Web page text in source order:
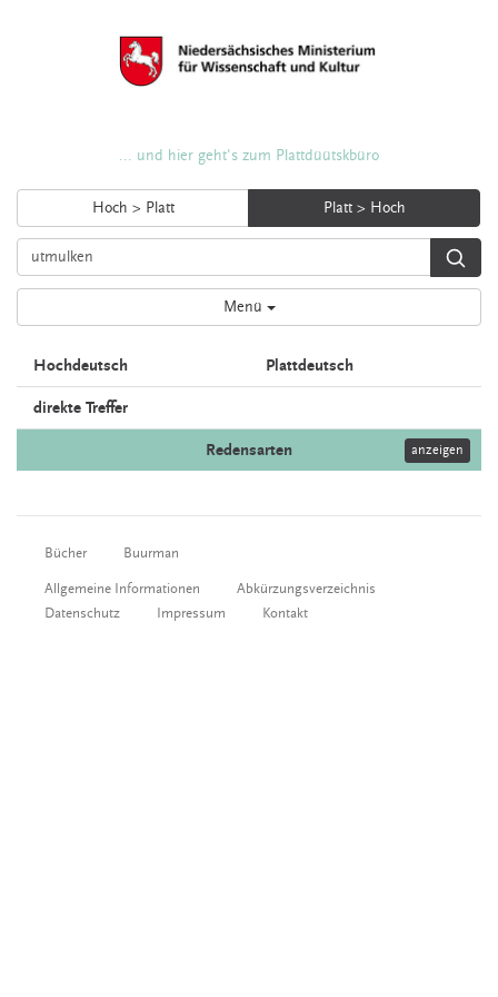
... und hier geht's zum Plattdüütskbüro
Hoch > Platt Platt > Hoch
Menü
Hochdeutsch Plattdeutsch
direkte Treffer
Redensarten anzeigen
Bücher Buurman
Allgemeine Informationen
Abkürzungsverzeichnis
Datenschutz
Impressum Kontakt